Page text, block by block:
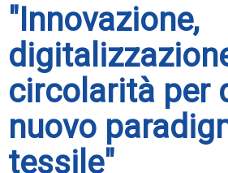
"Innovazione,
circolarità per
nuovo
tessile"